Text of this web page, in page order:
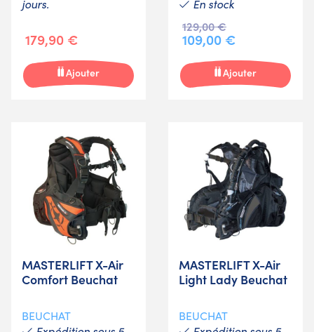
jours.
179,90 €
Ajouter
En stock
129,00 €
109,00 €
Ajouter
MASTERLIFT X-Air
Comfort Beuchat
BEUCHAT
MASTERLIFT X-Air
Light Lady Beuchat
BEUCHAT